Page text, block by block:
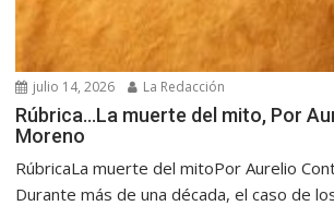
julio 14, 2026 La Redacción
Rúbrica…La muerte del mito, Por
Moreno
RúbricaLa muerte del mitoPor Aurelio
Durante más de una década, el caso de